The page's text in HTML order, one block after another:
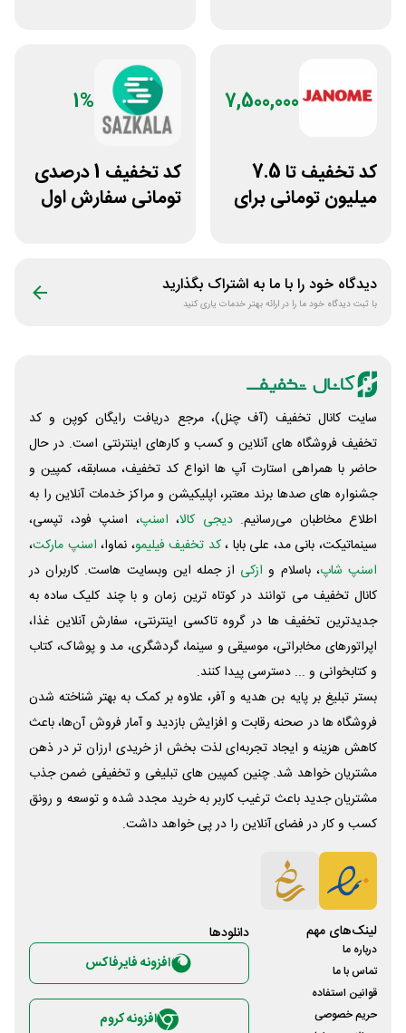
7,500,000
کد تخفیف تا 7.5
میلیون تومانی برای
1%
کد تخفیف 1 درصدی
تومانی سفارش اول
دیدگاه خود را با ما به اشتراک بگذارید
با ثبت دیدگاه خود ما را در ارائه بهتر خدمات یاری کنید
سایت کانال تخفیف (آف چنل)، مرجع دریافت رایگان کوپن و کد
تخفیف فروشگاه های آنلاین و کسب و‌ کارهای اینترنتی است. در حال
حاضر با همراهی استارت آپ ها انواع کد تخفیف، مسابقه، کمپین و
جشنواره های صدها برند معتبر، اپلیکیشن و مراکز خدمات آنلاین را به
اطلاع مخاطبان می‌رسانیم. دیجی کالا، اسنپ، اسنپ فود، تپسی،
سینماتیکت، بانی مد، علی‌ بابا ،کد تخفیف فیلیمو، نماوا، اسنپ مارکت،
اسنپ شاپ، باسلام و ازکی از جمله این وبسایت ‌هاست. کاربران در
کانال تخفیف می توانند در کوتاه ترین زمان و با چند کلیک ساده به
جدیدترین تخفیف ها در گروه تاکسی اینترنتی، سفارش آنلاین غذا،
اپراتورهای مخابراتی، موسیقی و سینما، گردشگری، مد و پوشاک، کتاب
و کتابخوانی و ... دسترسی پیدا کنند.
بستر تبلیغ بر پایه بن هدیه و آفر، علاوه بر کمک به بهتر شناخته شدن
فروشگاه ها در صحنه رقابت و افزایش بازدید و آمار فروش آن‌ها، باعث
کاهش هزینه و ایجاد تجربه‌ای لذت بخش از خریدی ارزان تر در ذهن
مشتریان خواهد شد. چنین کمپین های تبلیغی و تخفیفی ضمن جذب
مشتریان جدید باعث ترغیب کاربر به خرید مجدد شده و توسعه و رونق
کسب و کار در فضای آنلاین را در پی خواهد داشت.
لینک‌های مهم
درباره ما
تماس با ما
قوانین استفاده
حریم خصوصی
دانلود‌ها
افزونه فایرفاکس
افزونه کروم